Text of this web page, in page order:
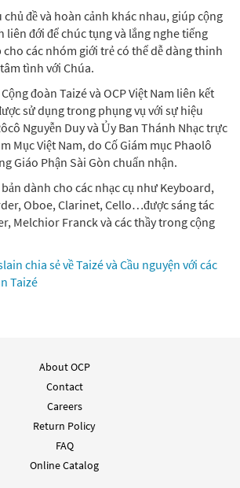
đề và hoàn cảnh khác nhau, giúp cộng
đới để chúc tụng và lắng nghe tiếng
các nhóm giới trẻ có thể dễ dàng thinh
tình với Chúa.
đoàn Taizé và OCP Việt Nam liên kết
sử dụng trong phụng vụ với sự hiệu
Nguyễn Duy và Ủy Ban Thánh Nhạc trực
Mục Việt Nam, do Cố Giám mục Phaolô
Giáo Phận Sài Gòn chuẩn nhận.
dành cho các nhạc cụ như Keyboard,
Oboe, Clarinet, Cello…được sáng tác
Melchior Franck và các thầy trong cộng
chia sẻ về Taizé và Cầu nguyện với các
Taizé
About OCP
Contact
Careers
Return Policy
FAQ
Online Catalog